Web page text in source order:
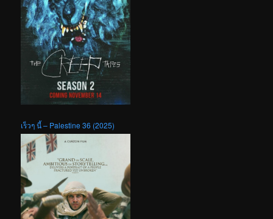
เร็วๆ นี้ – Palestine 36 (2025)